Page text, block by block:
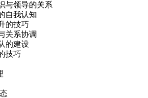
与领导的关系
自我认知
的技巧
关系协调
的建设
技巧